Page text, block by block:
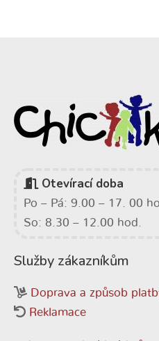
Otevírací doba
Po – Pá: 9.00 – 17. 00
So: 8.30 – 12.00 hod.
Služby zákazníkům
Doprava a způsob
Reklamace